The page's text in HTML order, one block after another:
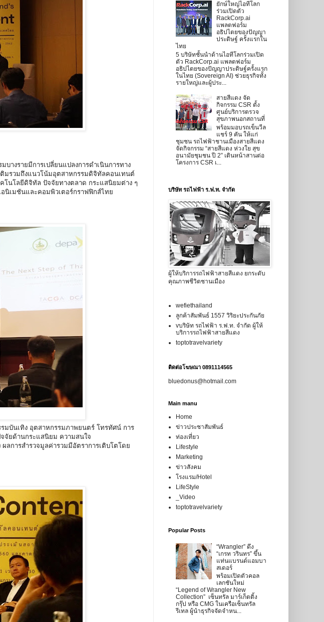
างรายมีการเปลี่ยนแปลงการดำเนินการทาง
ติมรวมถึงแนวโน้มอุตสาหกรรมดิจิทัลคอนเทนต์
โนโลยีดิจิทัล ปัจจัยทางตลาด กระแสนิยมต่าง ๆ
นิเมชันและคอมพิวเตอร์กราฟฟิกส์ไทย
มบันเทิง อุตสาหกรรมภาพยนตร์ โทรทัศน์ การ
จัยด้านกระแสนิยม ความสนใจ
ลการสำรวจมูลค่ารวมมีอัตราการเติบโตโดย
ยักษ์ใหญ่ไอทีโลก
ร่วมเปิดตัว
RackCorp.ai
แพลตฟอร์ม
อธิปไตยของปัญญา
ประดิษฐ์ ครั้งแรกใน
ไทย
5 บริษัทชั้นนำด้านไอทีโลกร่วมเปิด
ตัว RackCorp.ai แพลตฟอร์ม
อธิปไตยของปัญญาประดิษฐ์ครั้งแรก
ในไทย (Sovereign AI) ช่วยธุรกิจทั้ง
รายใหญ่และผู้ประ...
สายสีแดง จัด
กิจกรรม CSR ตั้ง
ศูนย์บริการตรวจ
สุขภาพนอกสถานที่
พร้อมมอบรถเข็นวีล
แชร์ 9 คัน ให้แก่
ชุมชน รถไฟฟ้าชานเมืองสายสีแดง
จัดกิจกรรม “สายสีแดง ห่วงใย สุข
อนามัยชุมชน ปี 2” เดินหน้าสานต่อ
โครงการ CSR เ...
บริษัท รถไฟฟ้า ร.ฟ.ท. จำกัด
ผู้ให้บริการรถไฟฟ้าสายสีแดง ยกระดับ
คุณภาพชีวิตชานเมือง
wefiethailand
ลูกค้าสัมพันธ์ 1557 วิริยะประกันภัย
vบริษัท รถไฟฟ้า ร.ฟ.ท. จำกัด ผู้ให้
บริการรถไฟฟ้าสายสีแดง
toptotravelvariety
ติดต่อโฆษณา 0891114565
bluedonus@hotmail.com
Main manu
Home
ข่าวประชาสัมพันธ์
ท่องเที่ยว
Lifestyle
Marketing
ข่าวสังคม
โรงแรม/Hotel
LifeStyle
_Video
toptotravelvariety
Popular Posts
“Wrangler” ดึง
“เกรท วรินทร” ขึ้น
แท่นแบรนด์แอมบา
สเดอร์
พร้อมเปิดตัวคอล
เลกชันใหม่
“Legend of Wrangler New
Collection” เซ็นทรัล มาร์เก็ตติ้ง
กรุ๊ป หรือ CMG ในเครือเซ็นทรัล
รีเทล ผู้นำธุรกิจจัดจำหน...